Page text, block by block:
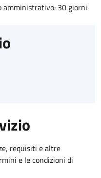
amministrativo: 30 giorni
requisiti e altre
e le condizioni di